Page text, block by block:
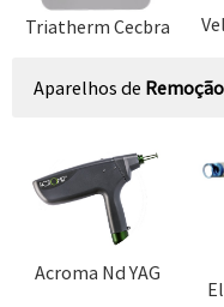
Triatherm Cecbra
Aparelhos de
Acroma Nd YAG